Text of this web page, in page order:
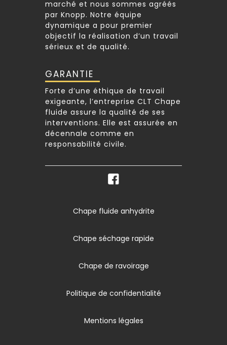
marché et nous sommes agréés
par Knopp. Notre équipe
dynamique a pour premier
objectif la réalisation d’un travail
sérieux et de qualité.
GARANTIE
Forte d’une éthique de travail
exigeante, l’entreprise CLT Chape
fluide assure la qualité de ses
interventions. Elle est assurée en
décennale comme en
responsabilité civile.
Chape fluide anhydrite
Chape séchage rapide
Chape de ravoirage
Politique de confidentialité
Mentions légales